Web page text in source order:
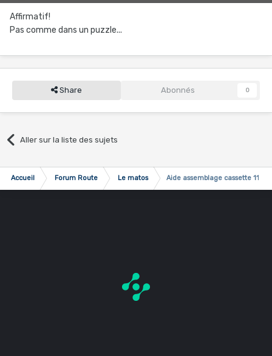
Affirmatif!
Pas comme dans un puzzle...
Share Abonnés 0
Aller sur la liste des sujets
Accueil Forum Route Le matos Aide assemblage cassette 11 v